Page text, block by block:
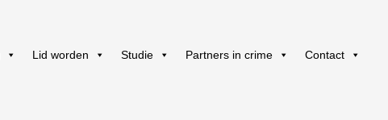
Lid worden Studie Partners in crime Contact